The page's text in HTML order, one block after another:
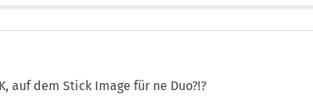
auf dem Stick Image für ne Duo?!?